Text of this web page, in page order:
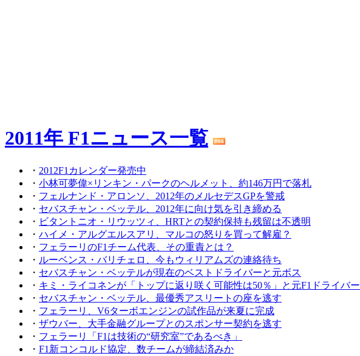
2011年 F1ニュース一覧
・ 2012F1カレンダー発売中
・ 小林可夢偉×リンキン・パークのヘルメット、約146万円で落札
・ フェルナンド・アロンソ、2012年のメルセデスGPを警戒
・ セバスチャン・ベッテル、2012年に向け気を引き締める
・ ビタントニオ・リウッツィ、HRTとの契約保持も残留は不透明
・ ハイメ・アルグエルスアリ、マルコの怒りを買って解雇？
・ フェラーリのF1チーム代表、その重責とは？
・ ルーベンス・バリチェロ、今もウィリアムズの連絡待ち
・ セバスチャン・ベッテルが現在のベストドライバーと元ボス
・ キミ・ライコネンが「トップに返り咲く可能性は50％」と元F1ドライバー
・ セバスチャン・ベッテル、最優秀アスリートの座を逃す
・ フェラーリ、V6ターボエンジンの試作品が来夏に完成
・ ザウバー、大手金融グループとのスポンサー契約を逃す
・ フェラーリ「F1は技術の“研究室”であるべき」
・ F1新コンコルド協定、数チームが締結済みか